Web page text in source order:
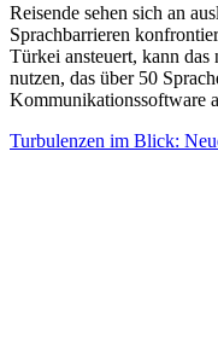
Reisende sehen sich an
Sprachbarrieren
Türkei ansteuert, kann das
nutzen, das über 50
Kommunikationssoftware
Turbulenzen im Blick: